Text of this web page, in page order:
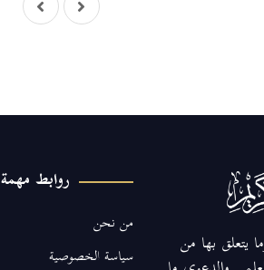
يتعلق بها من
روابط مهمة
من نحن
سياسة الخصوصية